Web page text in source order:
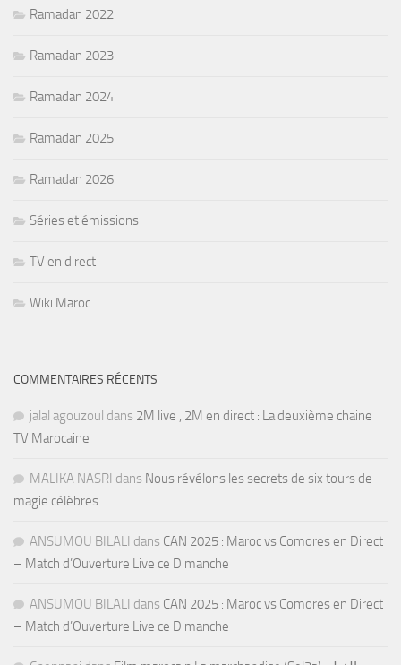
Ramadan 2022
Ramadan 2023
Ramadan 2024
Ramadan 2025
Ramadan 2026
Séries et émissions
TV en direct
Wiki Maroc
COMMENTAIRES RÉCENTS
jalal agouzoul dans 2M live , 2M en direct : La deuxième chaine
TV Marocaine
MALIKA NASRI dans Nous révélons les secrets de six tours de
magie célèbres
ANSUMOU BILALI dans CAN 2025 : Maroc vs Comores en Direct
– Match d’Ouverture Live ce Dimanche
ANSUMOU BILALI dans CAN 2025 : Maroc vs Comores en Direct
– Match d’Ouverture Live ce Dimanche